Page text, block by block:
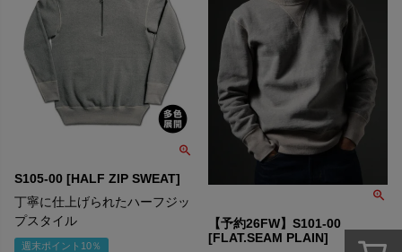
S105-00 [HALF ZIP SWEAT]
丁寧に仕上げられたハーフジッ
プスタイル
週末ポイント10％
【予約26FW】S101-00
[FLAT.SEAM PLAIN]